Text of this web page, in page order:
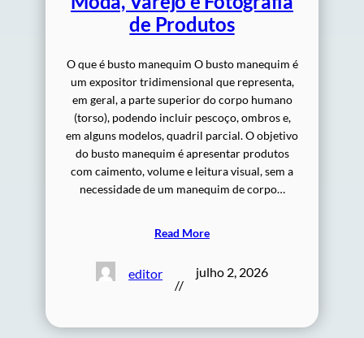
de Produtos
O que é busto manequim O busto manequim é
um expositor tridimensional que representa,
em geral, a parte superior do corpo humano
(torso), podendo incluir pescoço, ombros e,
em alguns modelos, quadril parcial. O objetivo
do busto manequim é apresentar produtos
com caimento, volume e leitura visual, sem a
necessidade de um manequim de corpo…
Read More
editor
//
julho 2, 2026